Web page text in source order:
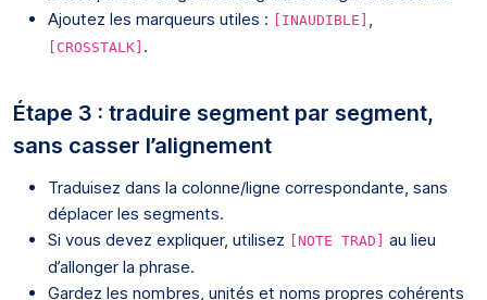
Ajoutez les marqueurs utiles :
[INAUDIBLE]
[CROSSTALK] .
Étape 3 : traduire segment par segment,
sans casser l’alignement
Traduisez dans la colonne/ligne correspondante, sans
déplacer les segments.
Si vous devez expliquer, utilisez
[NOTE TRAD]
au lieu
d’allonger la phrase.
Gardez les nombres, unités et noms propres cohérents